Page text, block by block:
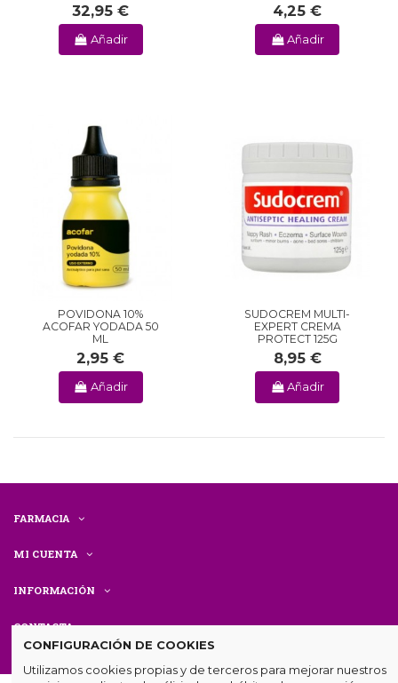
32,95 €
Añadir
4,25 €
Añadir
POVIDONA 10%
ACOFAR YODADA 50
ML
2,95 €
Añadir
SUDOCREM MULTI-
EXPERT CREMA
PROTECT 125G
8,95 €
Añadir
FARMACIA
MI CUENTA
INFORMACIÓN
CONTACTA
CONFIGURACIÓN DE COOKIES
Utilizamos cookies propias y de terceros para mejorar nuestros